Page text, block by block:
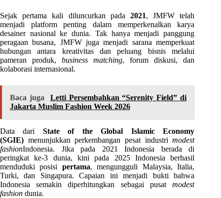
Sejak pertama kali diluncurkan pada 2021, JMFW telah
menjadi platform penting dalam memperkenalkan karya
desainer nasional ke dunia. Tak hanya menjadi panggung
peragaan busana, JMFW juga menjadi sarana memperkuat
hubungan antara kreativitas dan peluang bisnis melalui
pameran produk,business matching, forum diskusi, dan
kolaborasi internasional.
Baca juga
Letti Persembahkan “Serenity Field” di
Jakarta Muslim Fashion Week 2026
Data dari State of the Global Islamic Economy
(SGIE) menunjukkan perkembangan pesat industrimodest
fashionIndonesia. Jika pada 2021 Indonesia berada di
peringkat ke-3 dunia, kini pada 2025 Indonesia berhasil
menduduki posisi pertama, mengungguli Malaysia, Italia,
Turki, dan Singapura. Capaian ini menjadi bukti bahwa
Indonesia semakin diperhitungkan sebagai pusatmodest
fashion dunia.